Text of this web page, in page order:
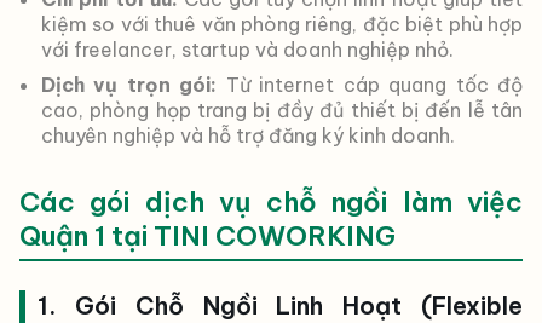
kiệm so với thuê văn phòng riêng, đặc biệt phù hợp
với freelancer, startup và doanh nghiệp nhỏ.
Dịch vụ trọn gói: Từ internet cáp quang tốc độ
cao, phòng họp trang bị đầy đủ thiết bị đến lễ tân
chuyên nghiệp và hỗ trợ đăng ký kinh doanh.
Các gói dịch vụ chỗ ngồi làm việc
Quận 1 tại TINI COWORKING
1. Gói Chỗ Ngồi Linh Hoạt (Flexible